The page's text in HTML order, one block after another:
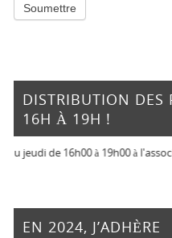
Soumettre
DISTRIBUTION DES
16H À 19H !
de 16h00 à 19h00 à
EN 2024, J’ADHÈRE